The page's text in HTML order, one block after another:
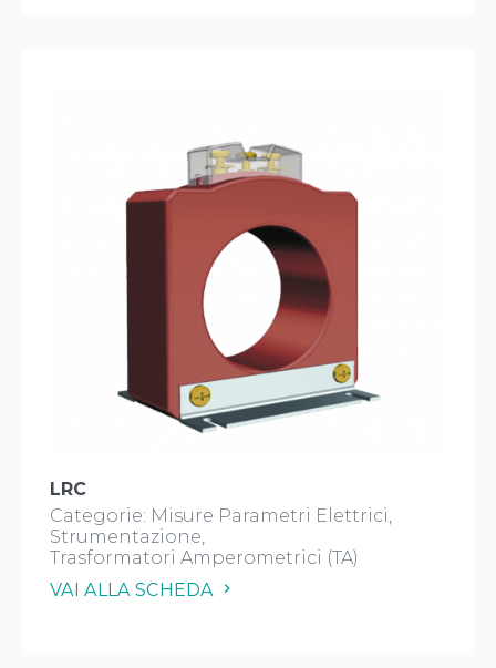
LRC
Categorie: Misure Parametri Elettrici
Strumentazione
Trasformatori Amperometrici (TA)
VAI ALLA SCHEDA